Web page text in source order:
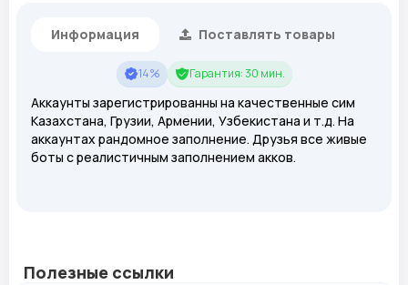
Информация Поставлять товары
14% Гарантия: 30 мин.
Аккаунты зарегистрированны на качественные сим
Казахстана, Грузии, Армении, Узбекистана и т.д. На
аккаунтах рандомное заполнение. Друзья все живые
боты с реалистичным заполнением акков.
Полезные ссылки